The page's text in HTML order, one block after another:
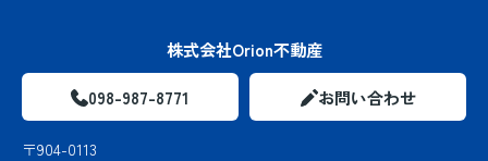
株式会社Orion不動産
098-987-8771 お問い合わせ
〒904-0113